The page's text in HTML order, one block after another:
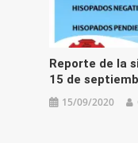
Reporte de la
15 de
15/09/2020